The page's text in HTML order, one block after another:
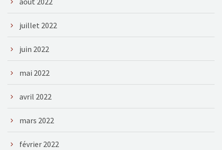
juillet 2022
juin 2022
mai 2022
avril 2022
mars 2022
février 2022